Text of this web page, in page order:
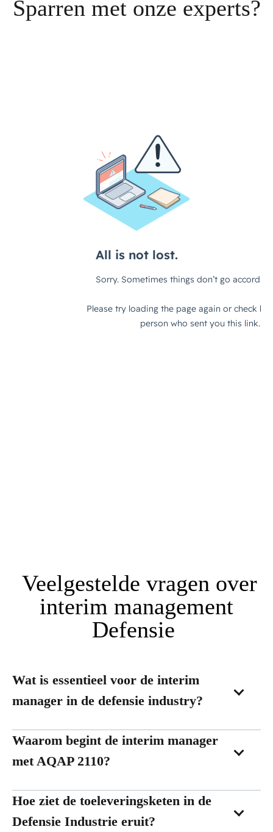
Sparren met onze experts?
Veelgestelde vragen over
interim management
Defensie
Wat is essentieel voor de interim
manager in de defensie industry?
Waarom begint de interim manager
met AQAP 2110?
Hoe ziet de toeleveringsketen in de
Defensie Industrie eruit?